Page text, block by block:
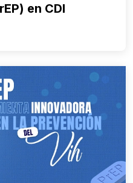
en CDI